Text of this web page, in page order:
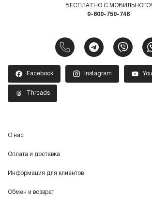
БЕСПЛАТНО С МОБИЛЬНОГО!
0-800-750-748
Facebook Instagram
Threads
О нас
Оплата и доставка
Информация для клиентов
Обмен и возврат